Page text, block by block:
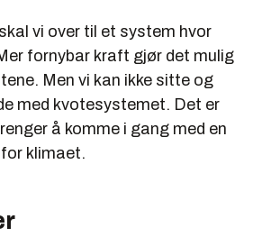
vi over til et system hvor
fornybar kraft gjør det mulig
Men vi kan ikke sitte og
med kvotesystemet. Det er
å komme i gang med en
klimaet.